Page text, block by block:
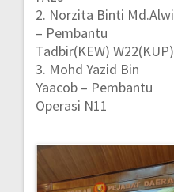
2. Norzita Binti Md.Alwi
– Pembantu
Tadbir(KEW) W22(KUP)
3. Mohd Yazid Bin
Yaacob – Pembantu
Operasi N11